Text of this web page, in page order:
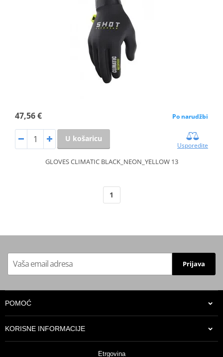
47,56 € Po narudžbi
U košaricu
Usporedite
GLOVES CLIMATIC BLACK_NEON_YELLOW 13
1
Prijava
POMOĆ
KORISNE INFORMACIJE
Etrgovina